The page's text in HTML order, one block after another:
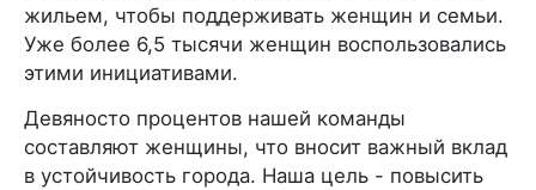
жильем, чтобы поддерживать женщин и семьи.
Уже более 6,5 тысячи женщин воспользовались
этими инициативами.
Девяносто процентов нашей команды
составляют женщины, что вносит важный вклад
в устойчивость города. Наша цель - повысить